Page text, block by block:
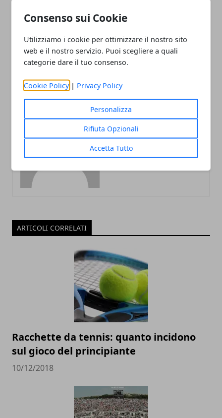
Consenso sui Cookie
Utilizziamo i cookie per ottimizzare il nostro sito
web e il nostro servizio. Puoi scegliere a quali
categorie dare il tuo consenso.
Cookie Policy | Privacy Policy
Personalizza
Rifiuta Opzionali
Accetta Tutto
Articolo Precedente
Atp Umago: Brilla Paolo
Lorenzi, rimpianto per
Cecchinato
Atp 250 Umago: impresa di
Marco Cecchinato,
eliminato Gilles Simon
Redazione
ARTICOLI CORRELATI
Racchette da tennis: quanto incidono
sul gioco del principiante
10/12/2018